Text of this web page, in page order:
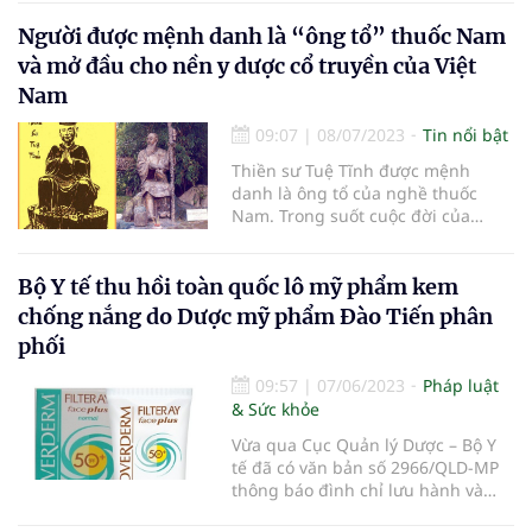
Người được mệnh danh là “ông tổ” thuốc Nam
và mở đầu cho nền y dược cổ truyền của Việt
Nam
09:07 | 08/07/2023
Tin nổi bật
Thiền sư Tuệ Tĩnh được mệnh
danh là ông tổ của nghề thuốc
Nam. Trong suốt cuộc đời của
góp phần đưa nền y học của Việt
Nam lên một tầm cao mới.
Bộ Y tế thu hồi toàn quốc lô mỹ phẩm kem
chống nắng do Dược mỹ phẩm Đào Tiến phân
phối
09:57 | 07/06/2023
Pháp luật
& Sức khỏe
Vừa qua Cục Quản lý Dược – Bộ Y
tế đã có văn bản số 2966/QLD-MP
thông báo đình chỉ lưu hành và